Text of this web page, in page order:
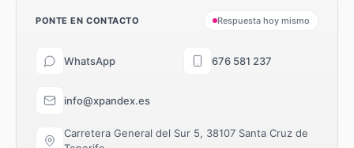
PONTE EN CONTACTO Respuesta hoy mismo
WhatsApp 676 581 237
info@xpandex.es
Carretera General del Sur 5, 38107 Santa Cruz de